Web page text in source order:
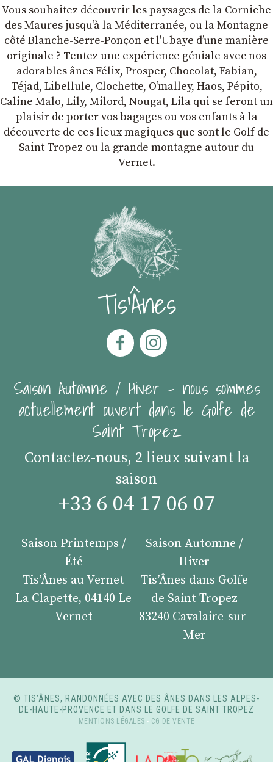
Vous souhaitez découvrir les paysages de la Corniche
des Maures jusqu’à la Méditerranée, ou la Montagne
côté Blanche-Serre-Ponçon et l'Ubaye dʼune manière
originale ? Tentez une expérience géniale avec nos
adorables ânes Félix, Prosper, Chocolat, Fabian,
Téjad, Libellule, Clochette, Oʼmalley, Haos, Pépito,
Caline Malo, Lily, Milord, Nougat, Lila qui se feront un
plaisir de porter vos bagages ou vos enfants à la
découverte de ces lieux magiques que sont le Golf de
Saint Tropez ou la grande montagne autour du
Vernet.
Tis'Ânes
Saison Automne / Hiver - nous sommes
actuellement ouvert dans le Golfe de
Saint Tropez
Contactez-nous, 2 lieux suivant la
saison
+33 6 04 17 06 07
Saison Printemps /
Été
Tis’Ânes au Vernet
La Clapette, 04140 Le
Vernet
Saison Automne /
Hiver
Tis’Ânes dans Golfe
de Saint Tropez
83240 Cavalaire-sur-
Mer
© TIS’ÂNES, RANDONNÉES AVEC DES ÂNES DANS LES ALPES-
DE-HAUTE-PROVENCE ET DANS LE GOLFE DE SAINT TROPEZ
MENTIONS LÉGALES - CG DE VENTE